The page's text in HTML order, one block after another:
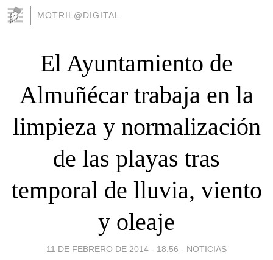
MOTRIL@DIGITAL
El Ayuntamiento de
Almuñécar trabaja en la
limpieza y normalización
de las playas tras
temporal de lluvia, viento
y oleaje
11 DE FEBRERO DE 2014 - 18:56 - NOTICIAS